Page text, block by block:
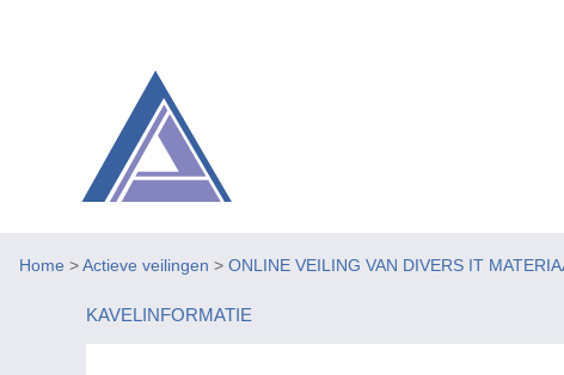
Home >Actieve veilingen > ONLINE VEILING VAN DIVERS IT
KAVELINFORMATIE